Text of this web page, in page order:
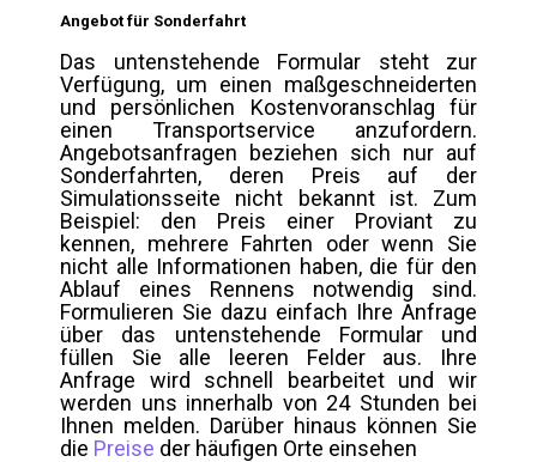
Angebot für Sonderfahrt
Das untenstehende Formular steht zur
Verfügung, um einen maßgeschneiderten
und persönlichen Kostenvoranschlag für
einen Transportservice anzufordern.
Angebotsanfragen beziehen sich nur auf
Sonderfahrten, deren Preis auf der
Simulationsseite nicht bekannt ist. Zum
Beispiel: den Preis einer Proviant zu
kennen, mehrere Fahrten oder wenn Sie
nicht alle Informationen haben, die für den
Ablauf eines Rennens notwendig sind.
Formulieren Sie dazu einfach Ihre Anfrage
über das untenstehende Formular und
füllen Sie alle leeren Felder aus. Ihre
Anfrage wird schnell bearbeitet und wir
werden uns innerhalb von 24 Stunden bei
Ihnen melden. Darüber hinaus können Sie
die Preise der häufigen Orte einsehen